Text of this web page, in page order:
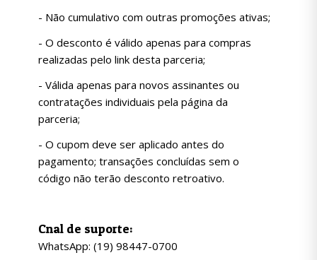
- Não cumulativo com outras promoções ativas;
- O desconto é válido apenas para compras
realizadas pelo link desta parceria;
- Válida apenas para novos assinantes ou
contratações individuais pela página da
parceria;
- O cupom deve ser aplicado antes do
pagamento; transações concluídas sem o
código não terão desconto retroativo.
Cnal de suporte:
WhatsApp: (19) 98447-0700